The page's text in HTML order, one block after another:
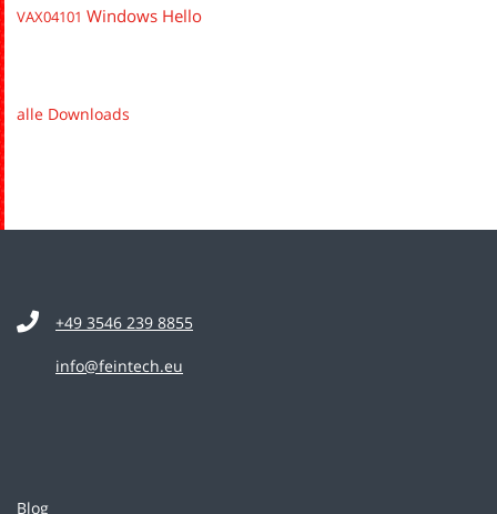
VAX04101 Windows Hello
alle Downloads
+49 3546 239 8855
info@feintech.eu
Blog